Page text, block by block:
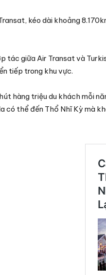
kéo dài khoảng
giữa Air Transat và
tiếp trong khu vực.
hàng triệu du khách mỗi
thể đến Thổ Nhĩ Kỳ mà